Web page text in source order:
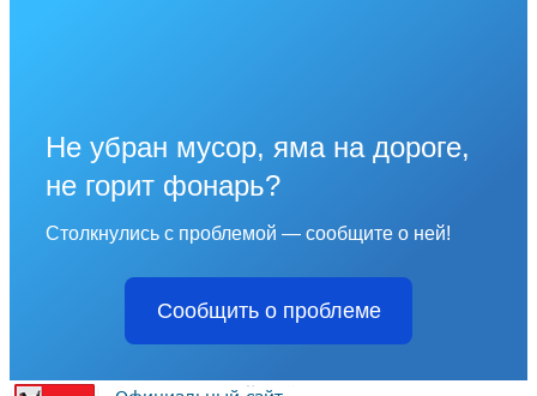
Не убран мусор, яма на дороге,
не горит фонарь?
Столкнулись с проблемой — сообщите о ней!
Сообщить о проблеме